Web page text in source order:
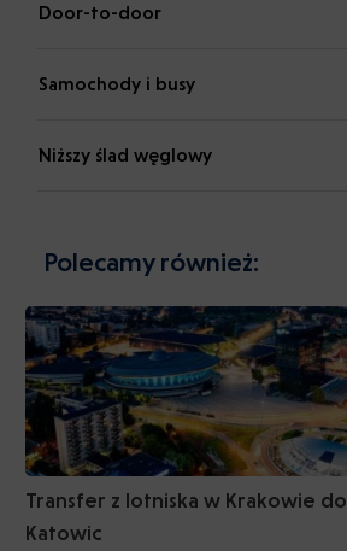
Door-to-door
Samochody i busy
Niższy ślad węglowy
Polecamy również:
Transfer z lotniska w Krakowie do
Katowic